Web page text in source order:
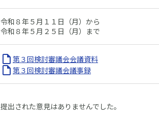
令和８年５月１１日（月）から
令和８年５月２５日（月）まで
第３回検討審議会会議資料
第３回検討審議会議事録
提出された意見はありませんでした。